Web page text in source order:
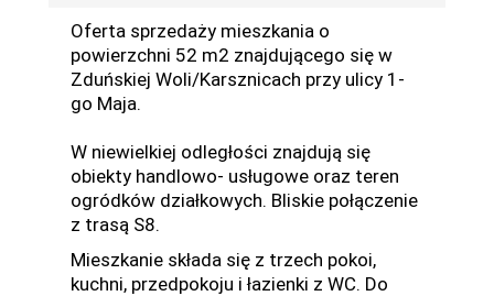
Oferta sprzedaży mieszkania o
powierzchni 52 m2 znajdującego się w
Zduńskiej Woli/Karsznicach przy ulicy 1-
go Maja.
W niewielkiej odległości znajdują się
obiekty handlowo- usługowe oraz teren
ogródków działkowych. Bliskie połączenie
z trasą S8.
Mieszkanie składa się z trzech pokoi,
kuchni, przedpokoju i łazienki z WC. Do